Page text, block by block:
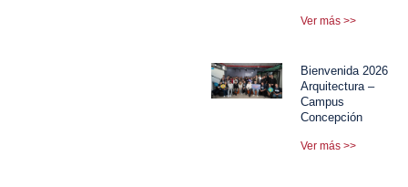
Ver más >>
Bienvenida 2026
Arquitectura –
Campus
Concepción
Ver más >>